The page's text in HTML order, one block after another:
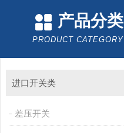
产品分类
PRODUCT CATEGORY
进口开关类
差压开关